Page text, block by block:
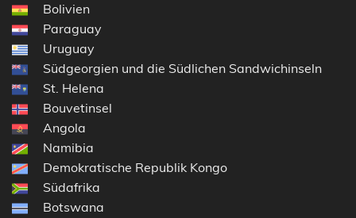
Bolivien
Paraguay
Uruguay
Südgeorgien und die Südlichen Sandwichinseln
St. Helena
Bouvetinsel
Angola
Namibia
Demokratische Republik Kongo
Südafrika
Botswana